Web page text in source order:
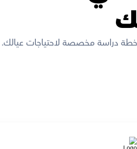
دراسة مخصصة لاحتياجات عيالك.